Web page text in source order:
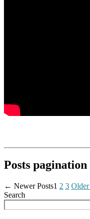
Posts pagination
← NewerPosts1 2 3 Older
Search